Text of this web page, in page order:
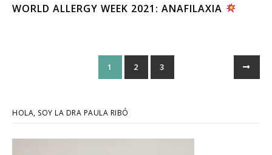
WORLD ALLERGY WEEK 2021: ANAFILAXIA
1 2 3
HOLA, SOY LA DRA PAULA RIBÓ